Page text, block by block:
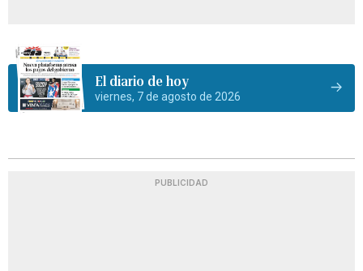
El diario de hoy
viernes, 7 de agosto de 2026
PUBLICIDAD